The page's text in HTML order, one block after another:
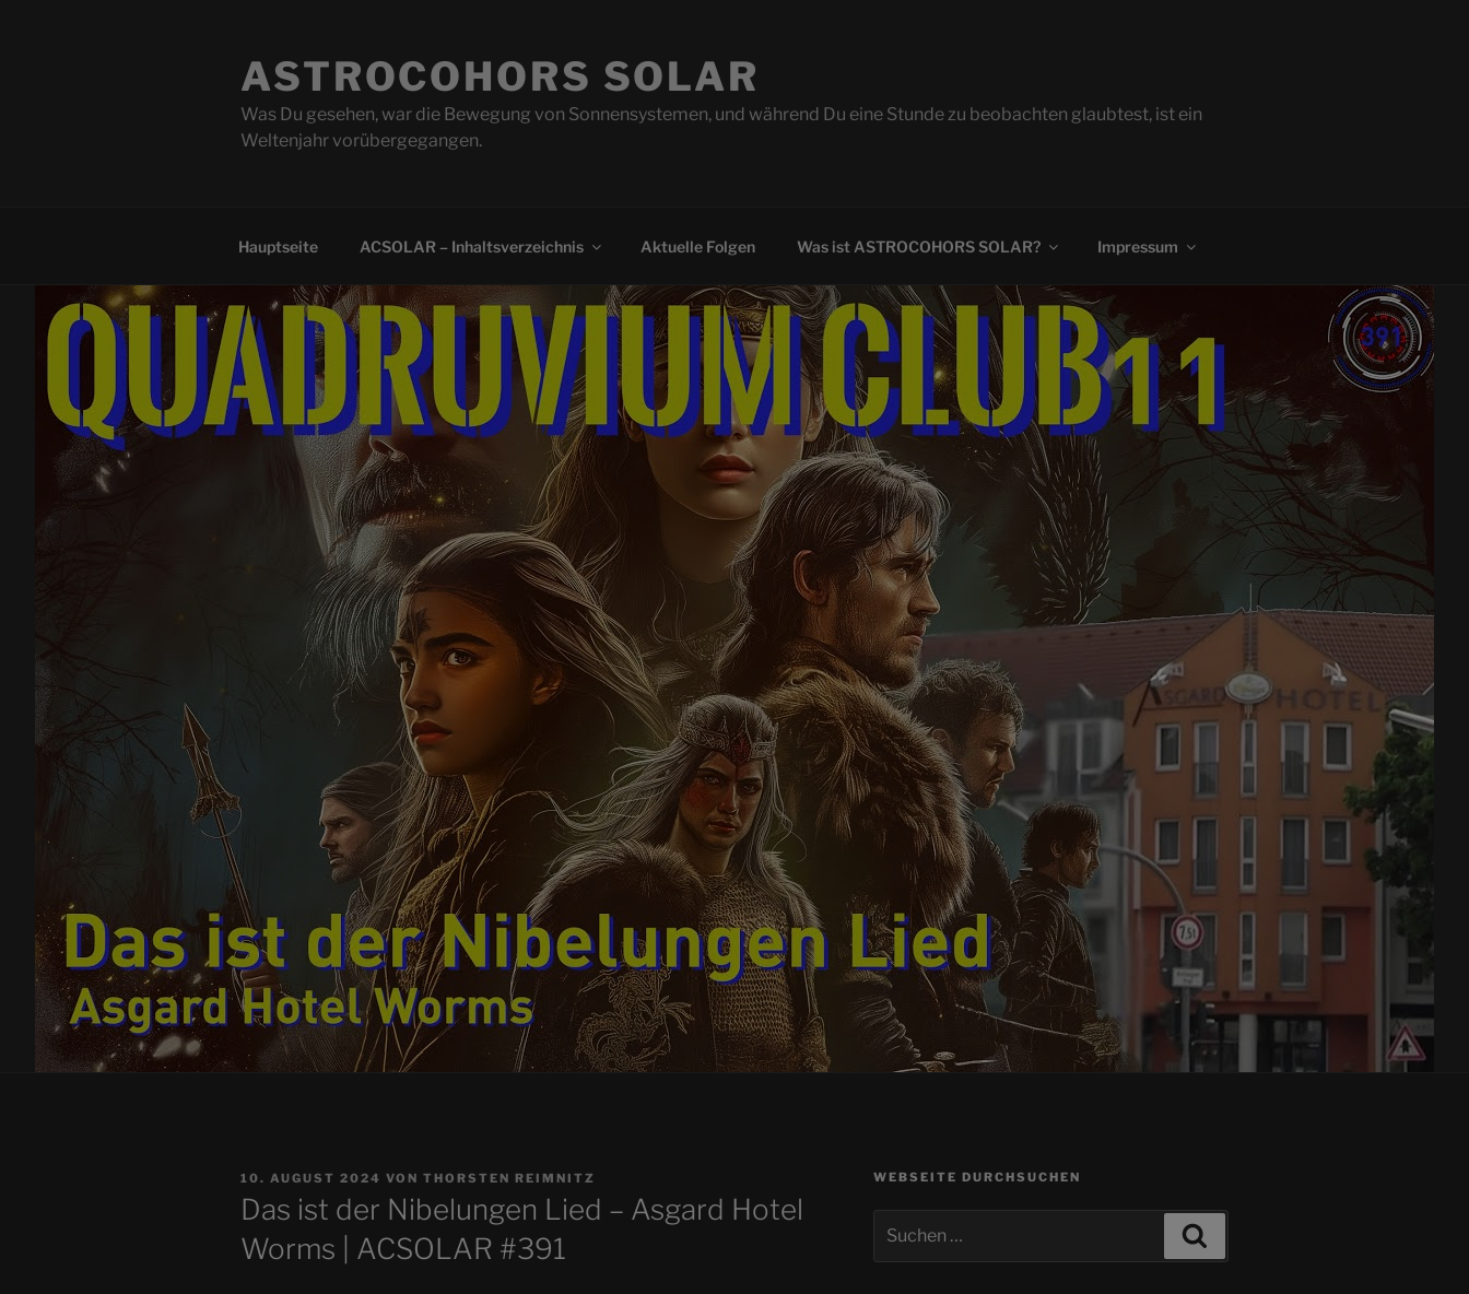
ASTROCOHORS SOLAR
Was Du gesehen, war die Bewegung von Sonnensystemen, und während Du eine Stunde zu beobachten glaubtest, ist ein
Weltenjahr vorübergegangen.
Hauptseite ACSOLAR – Inhaltsverzeichnis Aktuelle Folgen Was ist ASTROCOHORS SOLAR? Impressum
VERÖFFENTLICHT
AM
10. AUGUST 2024 VON THORSTEN REIMNITZ
Das ist der Nibelungen Lied – Asgard Hotel
Worms | ACSOLAR #391
WEBSEITE DURCHSUCHEN
nach: